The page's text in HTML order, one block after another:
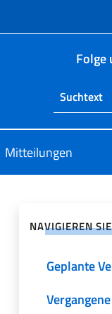
Folge
Suchen Sie auf der Website
Mitteilungen
NAVIGIEREN
Geplante